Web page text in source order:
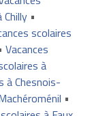
•
scolaires
Vacances
à
à Chesnois-
•